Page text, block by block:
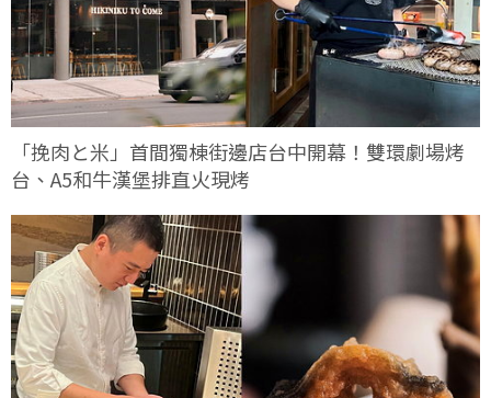
「挽肉と米」首間獨棟街邊店台中開幕！雙環劇場烤
台、A5和牛漢堡排直火現烤